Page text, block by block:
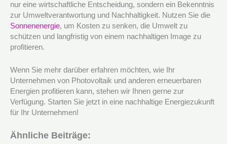
nur eine wirtschaftliche Entscheidung, sondern ein Bekenntnis
zur Umweltverantwortung und Nachhaltigkeit. Nutzen Sie die
Sonnenenergie, um Kosten zu senken, die Umwelt zu
schützen und langfristig von einem nachhaltigen Image zu
profitieren.
Wenn Sie mehr darüber erfahren möchten, wie Ihr
Unternehmen von Photovoltaik und anderen erneuerbaren
Energien profitieren kann, stehen wir Ihnen gerne zur
Verfügung. Starten Sie jetzt in eine nachhaltige Energiezukunft
für Ihr Unternehmen!
Ähnliche Beiträge: